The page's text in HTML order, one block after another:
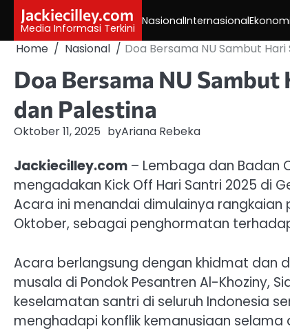
content
Jackiecilley.com
Media Informasi Terkini
NasionalInternasionalEkonomi
Home Nasional Doa Bersama NU Sambut
Doa Bersama NU
dan Palestina
Oktober 11, 2025 byAriana Rebeka
Jackiecilley.com – Lembaga dan Badan
mengadakan Kick Off Hari Santri 2025 di
Acara ini menandai dimulainya
Oktober, sebagai penghormatan
Acara berlangsung dengan khidmat dan
musala di Pondok Pesantren Al-Khoziny,
keselamatan santri di seluruh Indonesia
menghadapi konflik kemanusiaan selama